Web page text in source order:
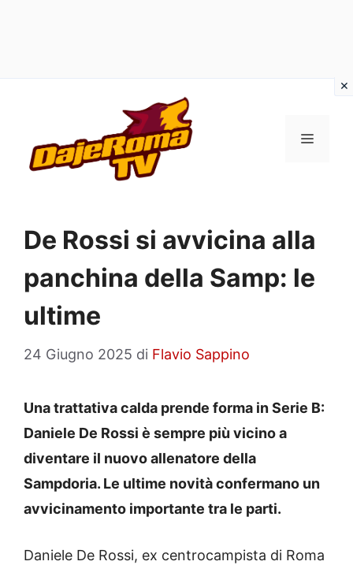
contenuto
MENU
De Rossi si avvicina alla
panchina della Samp: le
ultime
24 Giugno 2025 di Flavio Sappino
Una trattativa calda prende forma in Serie B:
Daniele De Rossi è sempre più vicino a
diventare il nuovo allenatore della
Sampdoria. Le ultime novità confermano un
avvicinamento importante tra le parti.
Daniele De Rossi, ex centrocampista di Roma